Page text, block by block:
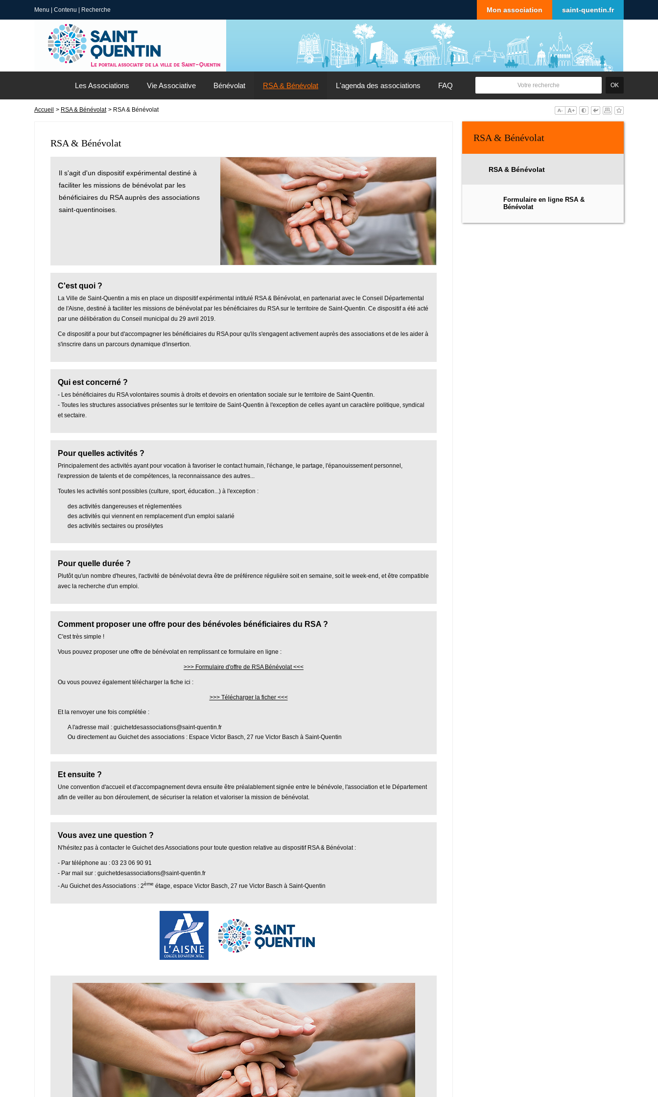
Menu Contenu Recherche saint-quentin.fr
Mon association
Les Associations Vie Associative Bénévolat RSA & Bénévolat L'agenda des associations FAQ
Accueil > RSA & Bénévolat > RSA & Bénévolat
RSA & Bénévolat
Il s'agit d'un dispositif expérimental destiné à
faciliter les missions de bénévolat par les
bénéficiaires du RSA auprès des associations
saint-quentinoises.
C'est quoi ?
La Ville de Saint-Quentin a mis en place un dispositif expérimental intitulé RSA & Bénévolat, en partenariat avec le Conseil Départemental
de l'Aisne, destiné à faciliter les missions de bénévolat par les bénéficiaires du RSA sur le territoire de Saint-Quentin. Ce dispositif a été acté
par une délibération du Conseil municipal du 29 avril 2019.
Ce dispositif a pour but d'accompagner les bénéficiaires du RSA pour qu'ils s'engagent activement auprès des associations et de les aider à
s'inscrire dans un parcours dynamique d'insertion.
Qui est concerné ?
- Les bénéficiaires du RSA volontaires soumis à droits et devoirs en orientation sociale sur le territoire de Saint-Quentin.
- Toutes les structures associatives présentes sur le territoire de Saint-Quentin à l'exception de celles ayant un caractère politique, syndical
et sectaire.
Pour quelles activités ?
Principalement des activités ayant pour vocation à favoriser le contact humain, l'échange, le partage, l'épanouissement personnel,
l'expression de talents et de compétences, la reconnaissance des autres...
Toutes les activités sont possibles (culture, sport, éducation...) à l'exception :
des activités dangereuses et réglementées
des activités qui viennent en remplacement d'un emploi salarié
des activités sectaires ou prosélytes
Pour quelle durée ?
Plutôt qu'un nombre d'heures, l'activité de bénévolat devra être de préférence régulière soit en semaine, soit le week-end, et être compatible
avec la recherche d'un emploi.
Comment proposer une offre pour des bénévoles bénéficiaires du RSA ?
C'est très simple !
Vous pouvez proposer une offre de bénévolat en remplissant ce formulaire en ligne :
>>> Formulaire d'offre de RSA Bénévolat <<<
Ou vous pouvez également télécharger la fiche ici :
>>> Télécharger la ficher <<<
Et la renvoyer une fois complétée :
A l'adresse mail : guichetdesassociations@saint-quentin.fr
Ou directement au Guichet des associations : Espace Victor Basch, 27 rue Victor Basch à Saint-Quentin
Et ensuite ?
Une convention d'accueil et d'accompagnement devra ensuite être préalablement signée entre le bénévole, l'association et le Département
afin de veiller au bon déroulement, de sécuriser la relation et valoriser la mission de bénévolat.
Vous avez une question ?
N'hésitez pas à contacter le Guichet des Associations pour toute question relative au dispositif RSA & Bénévolat :
- Par téléphone au : 03 23 06 90 91
- Par mail sur : guichetdesassociations@saint-quentin.fr
- Au Guichet des Associations : 2ème étage, espace Victor Basch, 27 rue Victor Basch à Saint-Quentin
RSA & Bénévolat
RSA & Bénévolat
Formulaire en ligne RSA &
Bénévolat